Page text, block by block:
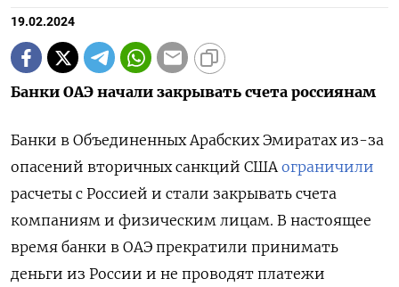
19.02.2024
Банки ОАЭ начали закрывать счета россиянам
Банки в Объединенных Арабских Эмиратах из-за
опасений вторичных санкций СШАограничили
расчеты с Россией и стали закрывать счета
компаниям и физическим лицам. В настоящее
время банки в ОАЭ прекратили принимать
деньги из России и не проводят платежи